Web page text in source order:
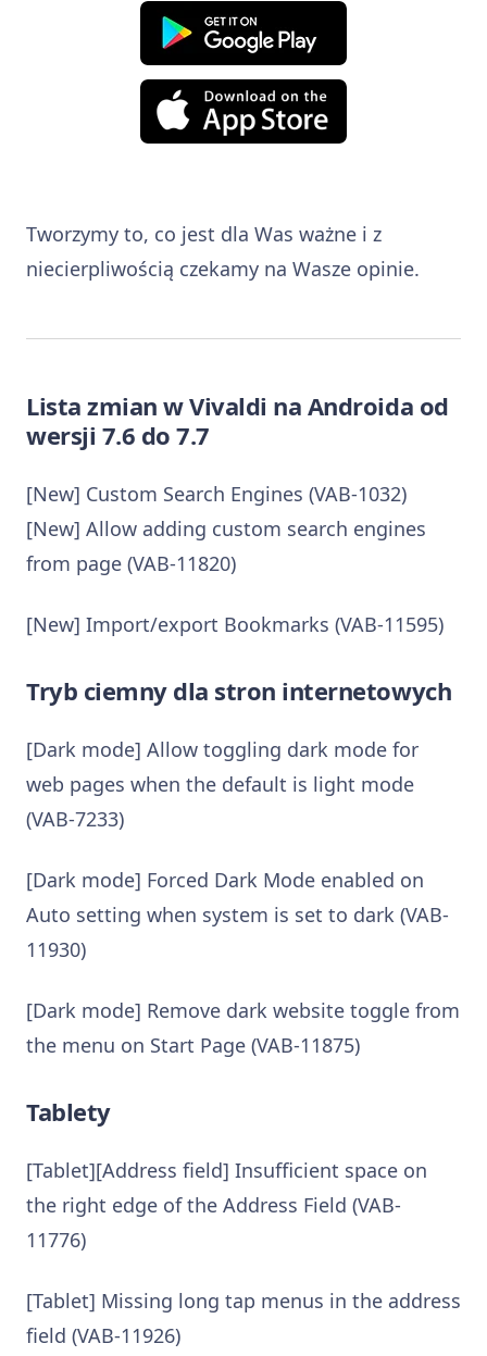
Tworzymy to, co jest dla Was ważne i z
niecierpliwością czekamy na Wasze opinie.
Lista zmian w Vivaldi na Androida od
wersji 7.6 do 7.7
[New] Custom Search Engines (VAB-1032)
[New] Allow adding custom search engines
from page (VAB-11820)
[New] Import/export Bookmarks (VAB-11595)
Tryb ciemny dla stron internetowych
[Dark mode] Allow toggling dark mode for
web pages when the default is light mode
(VAB-7233)
[Dark mode] Forced Dark Mode enabled on
Auto setting when system is set to dark (VAB-
11930)
[Dark mode] Remove dark website toggle from
the menu on Start Page (VAB-11875)
Tablety
[Tablet][Address field] Insufficient space on
the right edge of the Address Field (VAB-
11776)
[Tablet] Missing long tap menus in the address
field (VAB-11926)